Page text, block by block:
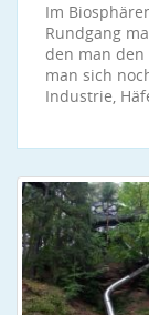
Im
Rundgang
den man
man sich
Industrie,